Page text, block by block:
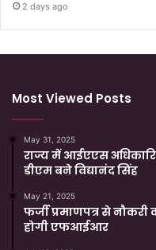
2 days ago
Most Viewed Posts
May 31, 2025
राज्य में आईएएस
डीएम बने विद्यानंद सिंह
May 21, 2025
फर्जी प्रमाणपत्र से
होगी एफआईआर